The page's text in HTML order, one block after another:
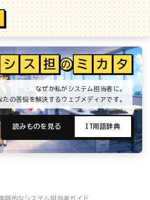
シ ス 担 の ミ カ タ
なぜか私がシステム担当者に。
たの苦悩を解決するウェブメディアです。
読みものを見る IT用語辞典
践的なシステム担当者ガイド